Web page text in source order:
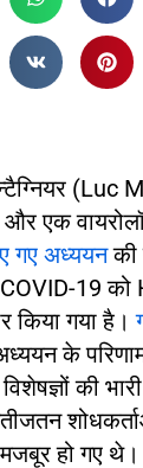
(Luc
और एक
गए अध्ययनकी
COVID-19
किया गया है।
के
की
हो गए